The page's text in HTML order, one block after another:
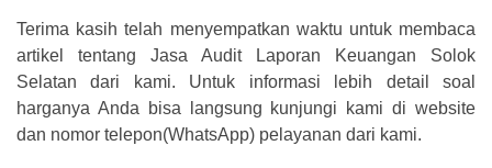
Terima kasih telah menyempatkan waktu untuk membaca
artikel tentang Jasa Audit Laporan Keuangan Solok
Selatan dari kami. Untuk informasi lebih detail soal
harganya Anda bisa langsung kunjungi kami di website
dan nomor telepon(WhatsApp) pelayanan dari kami.